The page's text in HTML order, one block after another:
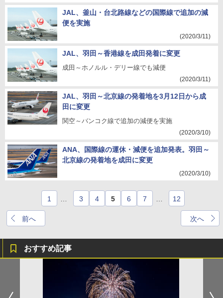
JAL、釜山・台北路線などの国際線で追加の減
便を実施
(2020/3/11)
JAL、羽田～香港線を成田発着に変更
成田～ホノルル・デリー線でも減便
(2020/3/11)
JAL、羽田～北京線の発着地を3月12日から成
田に変更
関空～バンコク線で追加の減便を実施
(2020/3/10)
ANA、国際線の運休・減便を追加発表。羽田～
北京線の発着地を成田に変更
(2020/3/10)
前へ
1 3 4 5 6 7 12
次へ
おすすめ記事